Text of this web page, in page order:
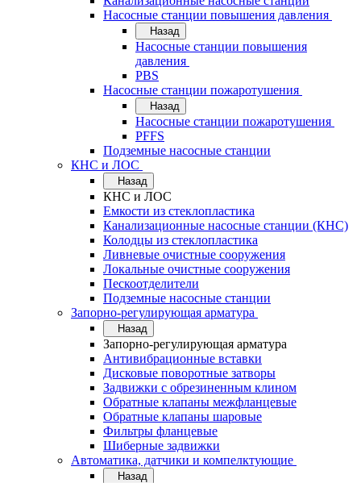
Насосные станции повышения давления
Назад
Насосные станции повышения
давления
PBS
Насосные станции пожаротушения
Назад
Насосные станции пожаротушения
PFFS
Подземные насосные станции
КНС и ЛОС
Назад
КНС и ЛОС
Емкости из стеклопластика
Канализационные насосные станции (КНС)
Колодцы из стеклопластика
Ливневые очистные сооружения
Локальные очистные сооружения
Пескоотделители
Подземные насосные станции
Запорно-регулирующая арматура
Назад
Запорно-регулирующая арматура
Антивибрационные вставки
Дисковые поворотные затворы
Задвижки с обрезиненным клином
Обратные клапаны межфланцевые
Обратные клапаны шаровые
Фильтры фланцевые
Шиберные задвижки
Автоматика, датчики и компелктующие
Назад